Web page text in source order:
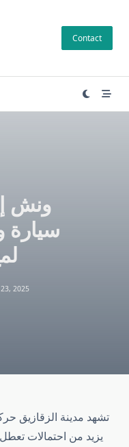
Contact
ونش
23, 2025
تشهد مدينة الزقازيق
يزيد من احتمالات